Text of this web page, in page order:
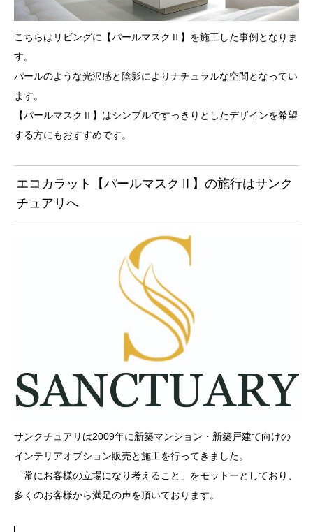
こちらはリビングに【パールマスクⅡ】を施工した事例となりま
す。
パールのような光沢感と陰影によりナチュラルな空間となってい
ます。
【パールマスクⅡ】はシンプルですっきりとしたデザインを希望
する方にもおすすめです。
エコカラット【パールマスクⅡ】の施行はサンク
チュアリへ
サンクチュアリは2009年に新築マンション・新築戸建て向けの
インテリアオプション販売と施工を行ってきました。
「常にお客様の立場になり考えること」をモットーとしており、
多くのお客様から満足の声を頂いております。